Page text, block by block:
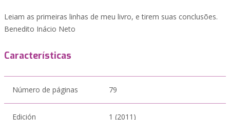
Leiam as primeiras linhas de meu livro, e tirem suas conclusões.
Benedito Inácio Neto
Características
Número de páginas 79
Edición 1 (2011)